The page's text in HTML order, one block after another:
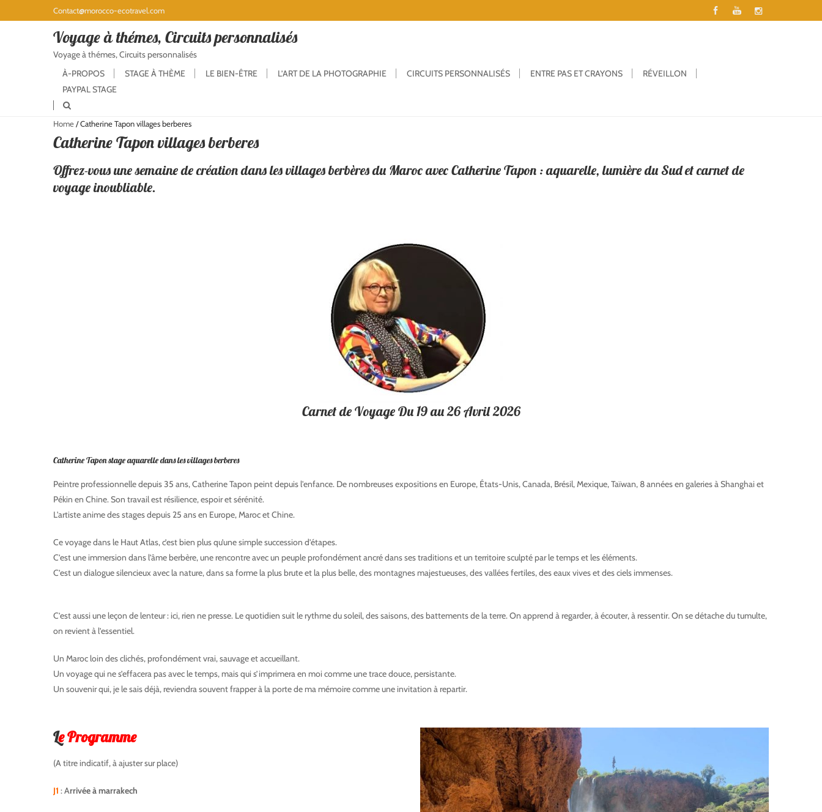
Contact@morocco-ecotravel.com
Voyage à thémes, Circuits personnalisés
Voyage à thémes, Circuits personnalisés
À-PROPOS
STAGE À THÈME LE BIEN-ÊTRE L’ART DE LA PHOTOGRAPHIE CIRCUITS PERSONNALISÉS ENTRE PAS ET CRAYONS
RÉVEILLON
PAYPAL STAGE
Home/Catherine Tapon villages berberes
Catherine Tapon villages berberes
Offrez-vous une semaine de création dans les villages berbères du Maroc avec Catherine Tapon : aquarelle, lumière du Sud et carnet de
voyage inoubliable.
Carnet de Voyage Du 19 au 26 Avril 2026
Catherine Tapon stage aquarelle dans les villages berberes
Peintre professionnelle depuis 35 ans, Catherine Tapon peint depuis l'enfance. De nombreuses expositions en Europe, États-Unis, Canada, Brésil, Mexique, Taïwan, 8 années en galeries à Shanghai et
Pékin en Chine. Son travail est résilience, espoir et sérénité.
L'artiste anime des stages depuis 25 ans en Europe, Maroc et Chine.
Ce voyage dans le Haut Atlas, c’est bien plus qu’une simple succession d’étapes.
C’est une immersion dans l’âme berbère, une rencontre avec un peuple profondément ancré dans ses traditions et un territoire sculpté par le temps et les éléments.
C’est un dialogue silencieux avec la nature, dans sa forme la plus brute et la plus belle, des montagnes majestueuses, des vallées fertiles, des eaux vives et des ciels immenses.
C’est aussi une leçon de lenteur : ici, rien ne presse. Le quotidien suit le rythme du soleil, des saisons, des battements de la terre. On apprend à regarder, à écouter, à ressentir. On se détache du tumulte,
on revient à l’essentiel.
Un Maroc loin des clichés, profondément vrai, sauvage et accueillant.
Un voyage qui ne s’effacera pas avec le temps, mais qui s’imprimera en moi comme une trace douce, persistante.
Un souvenir qui, je le sais déjà, reviendra souvent frapper à la porte de ma mémoire comme une invitation à repartir.
Le Programme
(A titre indicatif, à ajuster sur place)
J1 : Arrivée à marrakech